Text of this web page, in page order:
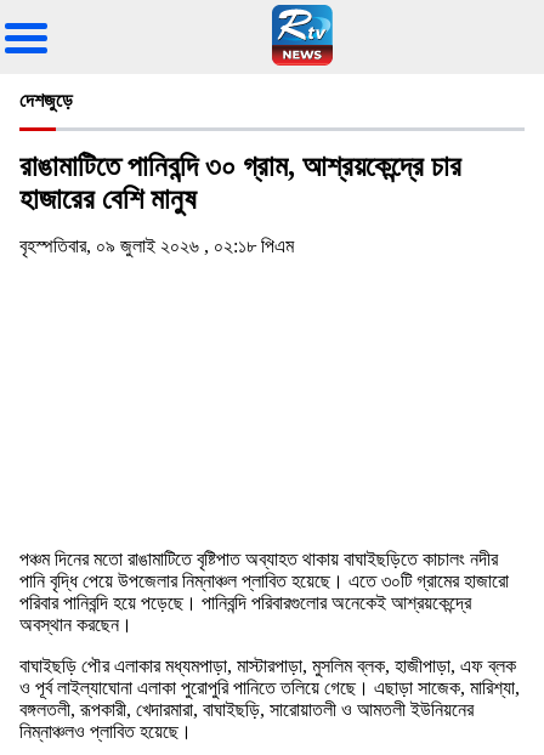
দেশজুড়ে
রাঙামাটিতে পানিবন্দি ৩০ গ্রাম, আশ্রয়কেন্দ্রে চার
হাজারের বেশি মানুষ
বৃহস্পতিবার, ০৯ জুলাই ২০২৬ , ০২:১৮ পিএম
পঞ্চম দিনের মতো রাঙামাটিতে বৃষ্টিপাত অব্যাহত থাকায় বাঘাইছড়িতে কাচালং নদীর
পানি বৃদ্ধি পেয়ে উপজেলার নিম্নাঞ্চল প্লাবিত হয়েছে। এতে ৩০টি গ্রামের হাজারো
পরিবার পানিবন্দি হয়ে পড়েছে। পানিবন্দি পরিবারগুলোর অনেকেই আশ্রয়কেন্দ্রে
অবস্থান করছেন।
বাঘাইছড়ি পৌর এলাকার মধ্যমপাড়া, মাস্টারপাড়া, মুসলিম ব্লক, হাজীপাড়া, এফ ব্লক
ও পূর্ব লাইল্যাঘোনা এলাকা পুরোপুরি পানিতে তলিয়ে গেছে। এছাড়া সাজেক, মারিশ্যা,
বঙ্গলতলী, রূপকারী, খেদারমারা, বাঘাইছড়ি, সারোয়াতলী ও আমতলী ইউনিয়নের
নিম্নাঞ্চলও প্লাবিত হয়েছে।